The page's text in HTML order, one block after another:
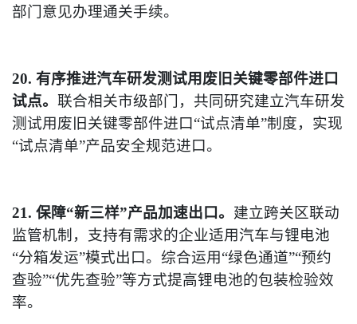
部门意见办理通关手续。
20. 有序推进汽车研发测试用废旧关键零部件进口
试点。 联合相关市级部门，共同研究建立汽车研发
测试用废旧关键零部件进口“试点清单”制度，实现
“试点清单”产品安全规范进口。
21. 保障“新三样”产品加速出口。 建立跨关区联动
监管机制，支持有需求的企业适用汽车与锂电池
“分箱发运”模式出口。综合运用“绿色通道”“预约
查验”“优先查验”等方式提高锂电池的包装检验效
率。